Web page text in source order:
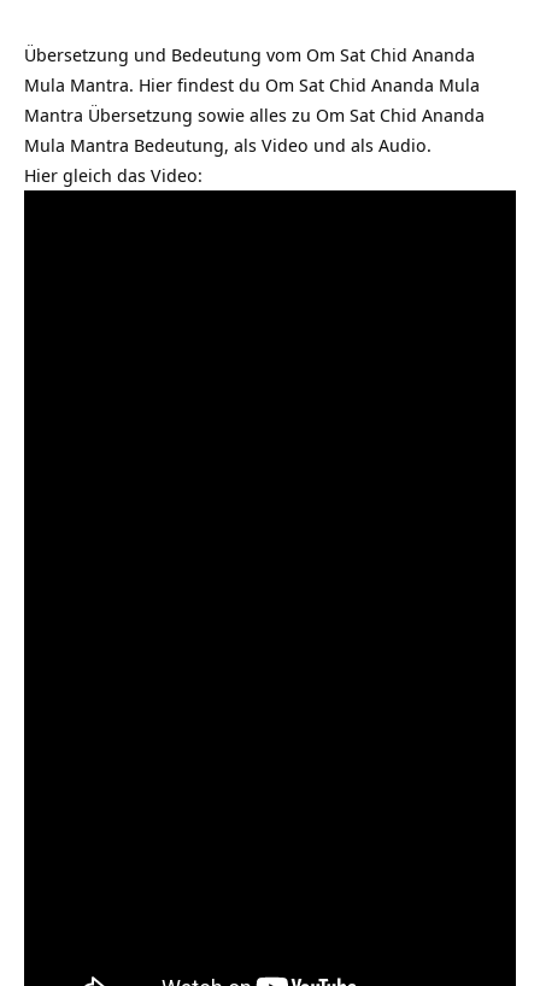
Übersetzung und Bedeutung vom Om Sat Chid Ananda
Mula Mantra. Hier findest du Om Sat Chid Ananda Mula
Mantra Übersetzung sowie alles zu Om Sat Chid Ananda
Mula Mantra Bedeutung, als Video und als Audio.
Hier gleich das Video: